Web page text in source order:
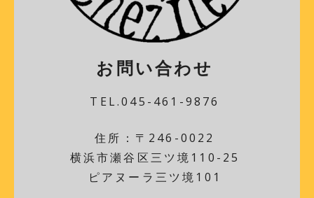
お問い合わせ
TEL.045-461-9876
住所：〒246-0022
横浜市瀬谷区三ツ境110-25
ピアヌーラ三ツ境101